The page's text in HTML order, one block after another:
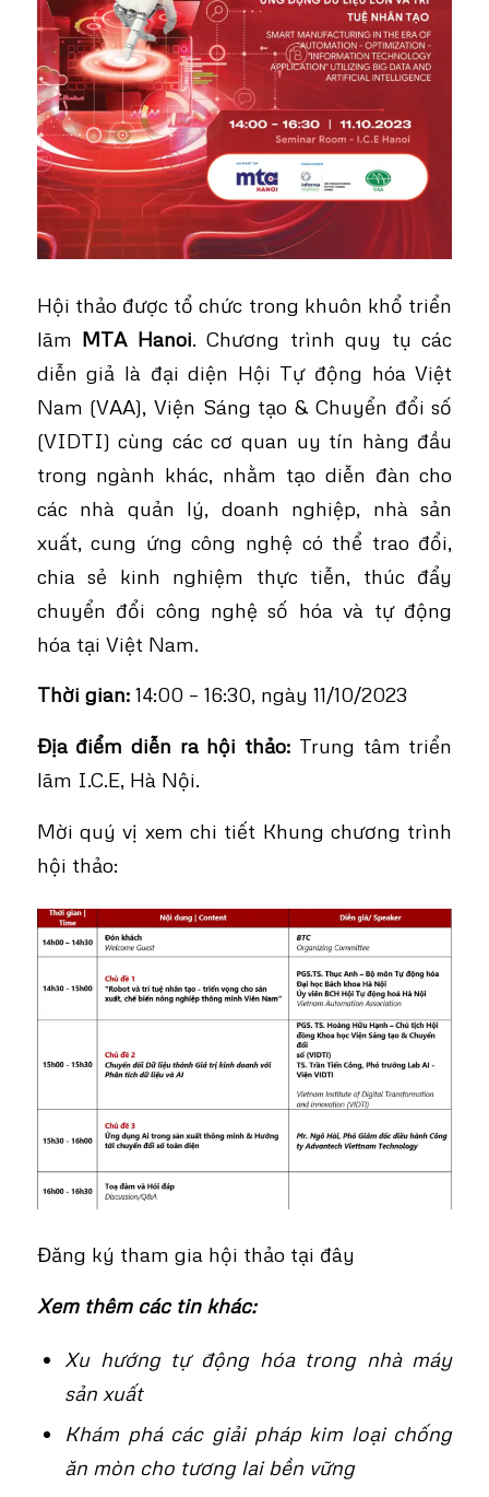
Hội thảo được tổ chức trong khuôn khổ triển
lãm MTA Hanoi. Chương trình quy tụ các
diễn giả là đại diện Hội Tự động hóa Việt
Nam (VAA), Viện Sáng tạo & Chuyển đổi số
(VIDTI) cùng các cơ quan uy tín hàng đầu
trong ngành khác, nhằm tạo diễn đàn cho
các nhà quản lý, doanh nghiệp, nhà sản
xuất, cung ứng công nghệ có thể trao đổi,
chia sẻ kinh nghiệm thực tiễn, thúc đẩy
chuyển đổi công nghệ số hóa và tự động
hóa tại Việt Nam.
Thời gian:14:00 – 16:30, ngày 11/10/2023
Địa điểm diễn ra hội thảo: Trung tâm triển
lãm I.C.E, Hà Nội.
Mời quý vị xem chi tiết Khung chương trình
hội thảo:
Đăng ký tham gia hội thảo tại đây
Xem thêm các tin khác:
Xu hướng tự động hóa trong nhà máy
sản xuất
Khám phá các giải pháp kim loại chống
ăn mòn cho tương lai bền vững